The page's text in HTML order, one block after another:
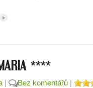
****
| Bez komentářů |